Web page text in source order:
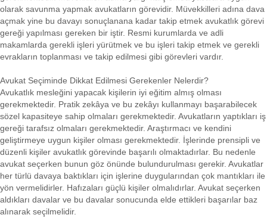
olarak savunma yapmak avukatların görevidir. Müvekkilleri adına dava
açmak yine bu davayı sonuçlanana kadar takip etmek avukatlık görevi
gereği yapılması gereken bir iştir. Resmi kurumlarda ve adli
makamlarda gerekli işleri yürütmek ve bu işleri takip etmek ve gerekli
evrakların toplanması ve takip edilmesi gibi görevleri vardır.
Avukat Seçiminde Dikkat Edilmesi Gerekenler Nelerdir?
Avukatlık mesleğini yapacak kişilerin iyi eğitim almış olması
gerekmektedir. Pratik zekâya ve bu zekâyı kullanmayı başarabilecek
sözel kapasiteye sahip olmaları gerekmektedir. Avukatların yaptıkları iş
gereği tarafsız olmaları gerekmektedir. Araştırmacı ve kendini
geliştirmeye uygun kişiler olması gerekmektedir. İşlerinde prensipli ve
düzenli kişiler avukatlık görevinde başarılı olmaktadırlar. Bu nedenle
avukat seçerken bunun göz önünde bulundurulması gerekir. Avukatlar
her türlü davaya baktıkları için işlerine duygularından çok mantıkları ile
yön vermelidirler. Hafızaları güçlü kişiler olmalıdırlar. Avukat seçerken
aldıkları davalar ve bu davalar sonucunda elde ettikleri başarılar baz
alınarak seçilmelidir.